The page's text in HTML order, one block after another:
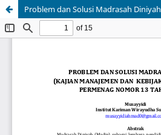
Problem dan Solusi Madrasah Diniyah